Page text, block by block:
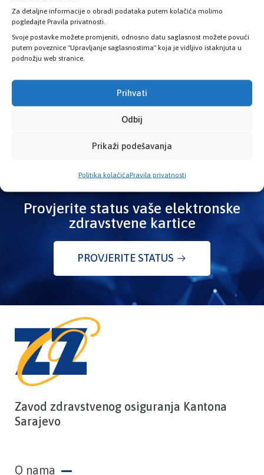
Za detaljne informacije o obradi podataka putem kolačića molimo
pogledajte Pravila privatnosti.
Svoje postavke možete promjeniti, odnosno datu saglasnost možete povući
putem poveznice "Upravljanje saglasnostima" koja je vidljivo istaknjuta u
podnožju web stranice.
Prihvati
Odbij
Prikaži podešavanja
Politika kolačićaPravila privatnosti
Pišite nam
info@kzzosa.ba
Pronađite nas
Provjerite status vaše elektronske
zdravstvene kartice
PROVJERITE STATUS
Zavod zdravstvenog osiguranja Kantona
Sarajevo
O nama